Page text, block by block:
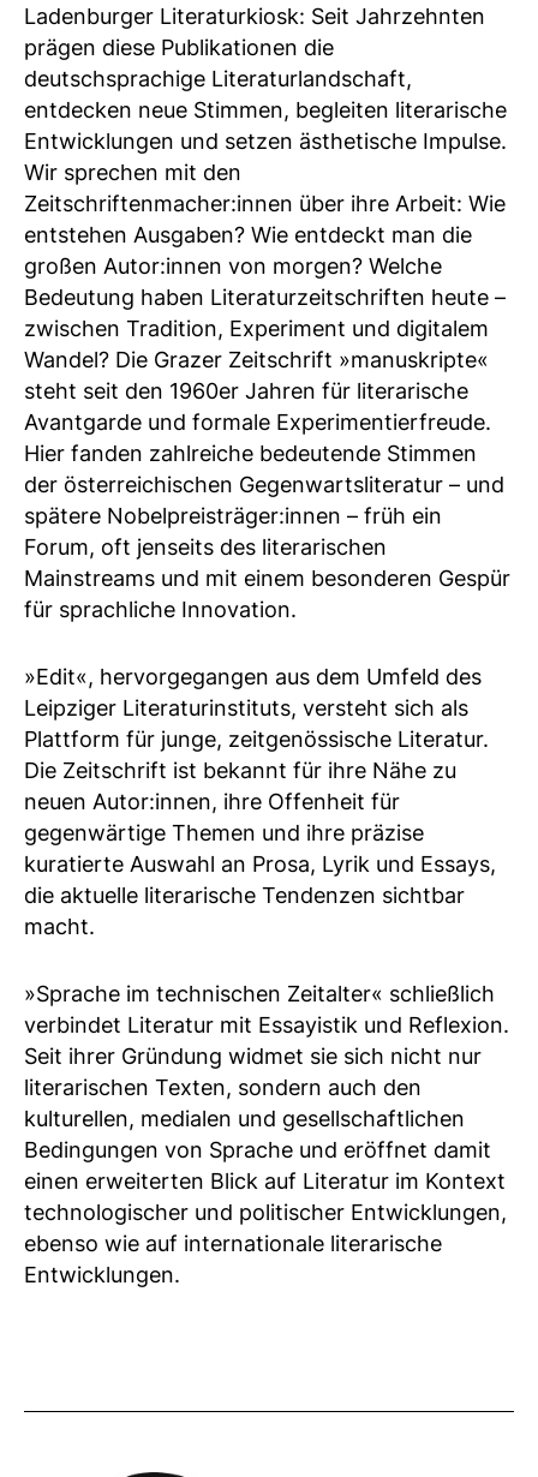
Ladenburger Literaturkiosk: Seit Jahrzehnten
prägen diese Publikationen die
deutschsprachige Literaturlandschaft,
entdecken neue Stimmen, begleiten literarische
Entwicklungen und setzen ästhetische Impulse.
Wir sprechen mit den
Zeitschriftenmacher:innen über ihre Arbeit: Wie
entstehen Ausgaben? Wie entdeckt man die
großen Autor:innen von morgen? Welche
Bedeutung haben Literaturzeitschriften heute –
zwischen Tradition, Experiment und digitalem
Wandel? Die Grazer Zeitschrift »manuskripte«
steht seit den 1960er Jahren für literarische
Avantgarde und formale Experimentierfreude.
Hier fanden zahlreiche bedeutende Stimmen
der österreichischen Gegenwartsliteratur – und
spätere Nobelpreisträger:innen – früh ein
Forum, oft jenseits des literarischen
Mainstreams und mit einem besonderen Gespür
für sprachliche Innovation.
»Edit«, hervorgegangen aus dem Umfeld des
Leipziger Literaturinstituts, versteht sich als
Plattform für junge, zeitgenössische Literatur.
Die Zeitschrift ist bekannt für ihre Nähe zu
neuen Autor:innen, ihre Offenheit für
gegenwärtige Themen und ihre präzise
kuratierte Auswahl an Prosa, Lyrik und Essays,
die aktuelle literarische Tendenzen sichtbar
macht.
»Sprache im technischen Zeitalter« schließlich
verbindet Literatur mit Essayistik und Reflexion.
Seit ihrer Gründung widmet sie sich nicht nur
literarischen Texten, sondern auch den
kulturellen, medialen und gesellschaftlichen
Bedingungen von Sprache und eröffnet damit
einen erweiterten Blick auf Literatur im Kontext
technologischer und politischer Entwicklungen,
ebenso wie auf internationale literarische
Entwicklungen.